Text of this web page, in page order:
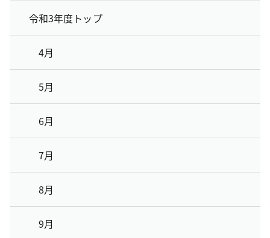
令和3年度トップ
4月
5月
6月
7月
8月
9月